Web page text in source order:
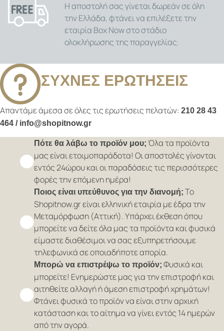
Η αποστολή σας γίνεται δωρεάν σε όλη
την Ελλάδα, φτάνει να επιλέξετε την
εταιρία Box Now στο στάδιο
ολοκλήρωσης της παραγγελίας.
ΣΥΧΝΕΣ ΕΡΩΤΗΣΕΙΣ
Απαντάμε άμεσα σε όλες τις ερωτήσεις πελατών: 210 28 43
464 / info@shopitnow.gr
Πότε θα λάβω το προϊόν μου; Όλα τα προϊόντα
μας είναι ετοιμοπαράδοτα! Οι αποστολές γίνονται
εντός 24ώρου και οι παραδόσεις τις περισσότερες
φορές την επόμενη ημέρα!
Ποιος είναι υπεύθυνος για την διανομή; Το
Shopitnow.gr είναι ελληνική εταιρία με έδρα την
Μεταμόρφωση (Αττική). Υπάρχει έκθεση όπου
μπορείτε να δείτε όλα μας τα προϊόντα και φυσικά
είμαστε διαθέσιμοι να σας εξυπηρετήσουμε
τηλεφωνικά σε οποιαδήποτε απορία.
Μπορώ να επιστρέψω το προϊόν; Φυσικά και
μπορείτε! Ενημερώστε μας για την επιστροφή και
αιτηθείτε αλλαγή ή άμεση επιστροφή χρημάτων!
Φτάνει φυσικά το προϊόν να είναι στην αρχική
κατάσταση και το αίτημα να γίνει εντός 14 ημερών
από την αγορά.